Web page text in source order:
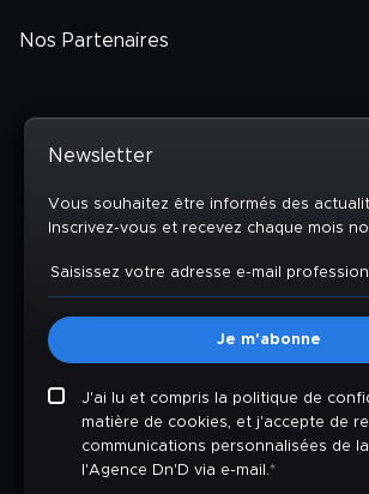
Nos Partenaires
Newsletter
Vous souhaitez être informés des
Inscrivez-vous et recevez chaque mois
J'ai lu et compris la politique de
matière de cookies, et j'accepte de
communications personnalisées de
l'Agence Dn'D via e-mail.*